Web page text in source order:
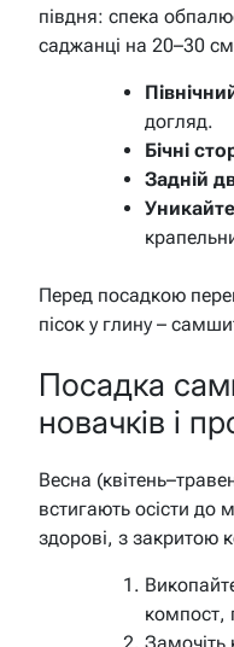
півдня: спека
саджанці на 20–30
догляд.
Бічні
Задній
Перед посадкою
пісок у глину –
Посадка
новачків і
Весна
встигають осісти до
здорові, з закритою
компост,